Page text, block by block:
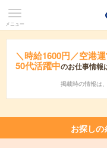
メニュー
＼時給1600円／空港
50代活躍中のお仕事情報
掲載時の情報は、
お探し